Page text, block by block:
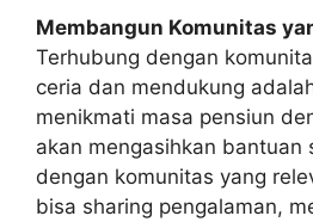
Membangun Komunitas
Terhubung dengan
ceria dan mendukung
menikmati masa pensiun
akan mengasihkan bantuan
dengan komunitas yang
bisa sharing pengalaman,